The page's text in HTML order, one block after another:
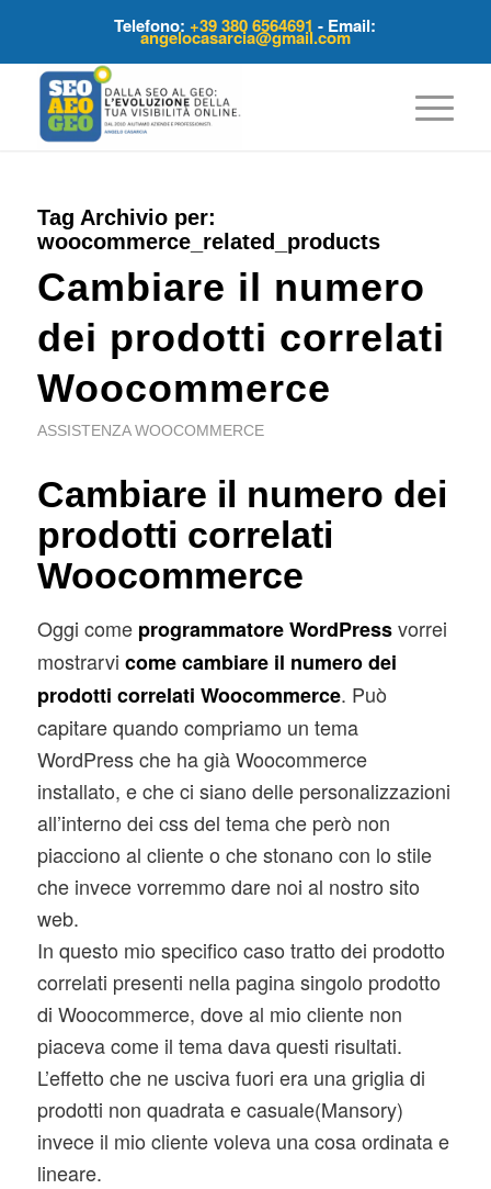
Telefono:+39 380 6564691 - Email:
angelocasarcia@gmail.com
Tag Archivio per:
woocommerce_related_products
Cambiare il numero
dei prodotti correlati
Woocommerce
ASSISTENZA WOOCOMMERCE
Cambiare il numero dei
prodotti correlati
Woocommerce
Oggi come programmatore WordPressvorrei
mostrarvi come cambiare il numero dei
prodotti correlati Woocommerce. Può
capitare quando compriamo un tema
WordPress che ha già Woocommerce
installato, e che ci siano delle personalizzazioni
all’interno dei css del tema che però non
piacciono al cliente o che stonano con lo stile
che invece vorremmo dare noi al nostro sito
web.
In questo mio specifico caso tratto dei prodotto
correlati presenti nella pagina singolo prodotto
di Woocommerce, dove al mio cliente non
piaceva come il tema dava questi risultati.
L’effetto che ne usciva fuori era una griglia di
prodotti non quadrata e casuale(Mansory)
invece il mio cliente voleva una cosa ordinata e
lineare.